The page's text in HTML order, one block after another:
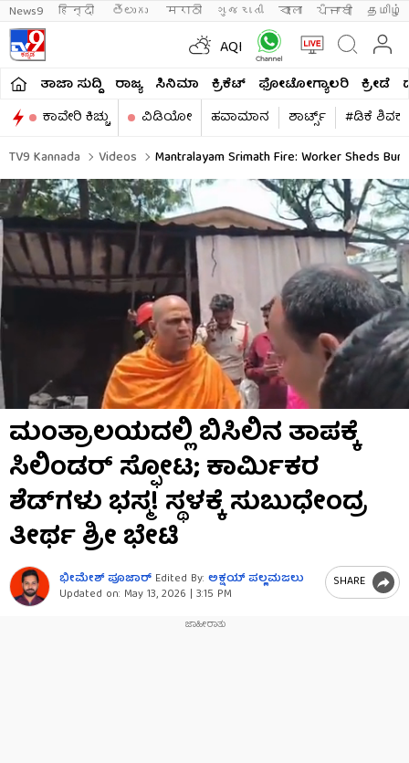
News9 हिन्दी తెలుగు मराठी ગુજરાતી বাংলা ਪੰਜਾਬੀ தமிழ்
AQI
ತಾಜಾ ಸುದ್ದಿ ರಾಜ್ಯ ಸಿನಿಮಾ ಕ್ರಿಕೆಟ್​ ಫೋಟೋಗ್ಯಾಲರಿ ಕ್ರೀಡೆ
ಕಾವೇರಿ ಕಿಚ್ಚು
ವಿಡಿಯೋ ಹವಾಮಾನ ಶಾರ್ಟ್ಸ್​
#ಡಿಕೆ
TV9 Kannada
Videos Mantralayam Srimath Fire: Worker Sheds
seconds
minutes,
seconds
ಮಂತ್ರಾಲಯದಲ್ಲಿ ಬಿಸಿಲಿನ ತಾಪಕ್ಕೆ
ಸಿಲಿಂಡರ್ ಸ್ಫೋಟ; ಕಾರ್ಮಿಕರ
ಶೆಡ್‌ಗಳು ಭಸ್ಮ! ಸ್ಥಳಕ್ಕೆ ಸುಬುಧೇಂದ್ರ
ತೀರ್ಥ ಶ್ರೀ ಭೇಟಿ
ಭೀಮೇಶ್​​ ಪೂಜಾರ್ Edited By: ಅಕ್ಷಯ್​ ಪಲ್ಲಮಜಲು​​
Updated on: May 13, 2026 | 3:15 PM
SHARE